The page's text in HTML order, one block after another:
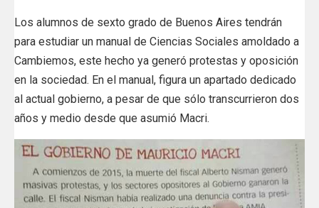
Los alumnos de sexto grado de Buenos Aires tendrán
para estudiar un manual de Ciencias Sociales amoldado a
Cambiemos, este hecho ya generó protestas y oposición
en la sociedad. En el manual, figura un apartado dedicado
al actual gobierno, a pesar de que sólo transcurrieron dos
años y medio desde que asumió Macri.